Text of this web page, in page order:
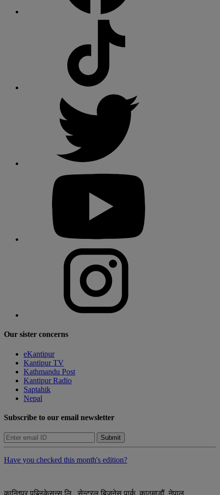
Our sister concerns
eKantipur
Kantipur TV
Kathmandu Post
Kantipur Radio
Saptahik
Nepal
Subscribe to our email newsletter
Submit
Have you checked this month's edition?